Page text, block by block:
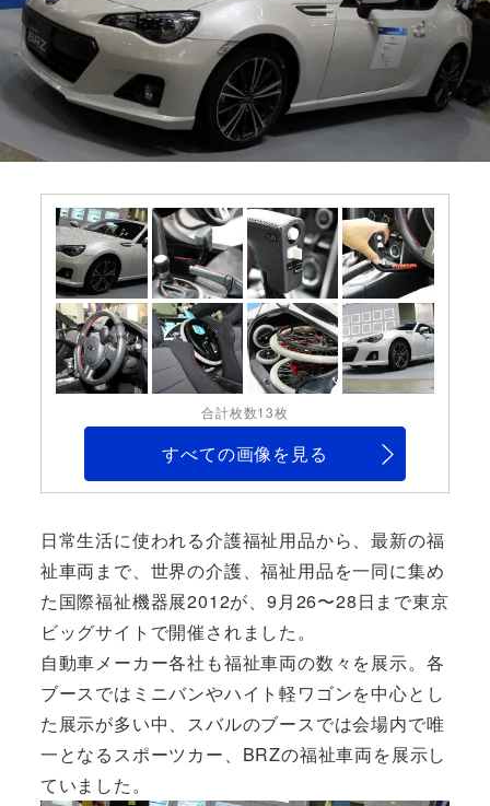
合計枚数13枚
すべての画像を見る
日常生活に使われる介護福祉用品から、最新の福
祉車両まで、世界の介護、福祉用品を一同に集め
た国際福祉機器展2012が、9月26〜28日まで東京
ビッグサイトで開催されました。
自動車メーカー各社も福祉車両の数々を展示。各
ブースではミニバンやハイト軽ワゴンを中心とし
た展示が多い中、スバルのブースでは会場内で唯
一となるスポーツカー、BRZの福祉車両を展示し
ていました。